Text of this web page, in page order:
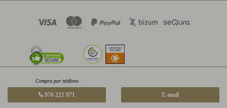
Compra por teléfono
976 221 971 E-mail